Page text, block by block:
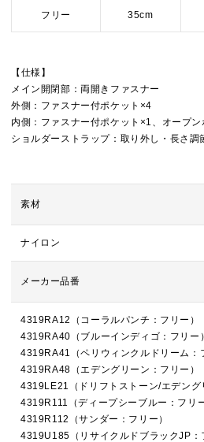
フリー 35cm
【仕様】
メイン開閉部：両開きファスナー
外側：ファスナー付ポケット×4
内側：ファスナー付ポケット×1、オープ
ショルダーストラップ：取り外し・長さ調
素材
ナイロン
メーカー品番
4319RA12（コーラルパンチ：フリー）
4319RA40（ブルーインディゴ：フリー）
4319RA41（ペリウィンクルドリーム：
4319RA48（エデングリーン：フリー）
4319LE21（ドリフトストーン/エデング
4319R111（ディープシーブルー：フリー
4319R112（サンダー：フリー）
4319U185（リサイクルドブラックJP：